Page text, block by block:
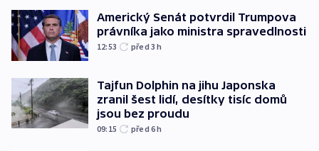
Americký Senát potvrdil Trumpova
právníka jako ministra spravedlnosti
12:53 před 3h
Tajfun Dolphin na jihu Japonska
zranil šest lidí, desítky tisíc domů
jsou bez proudu
09:15 před 6h